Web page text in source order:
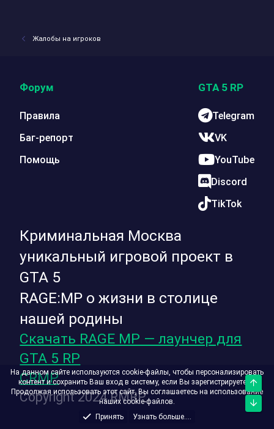
Жалобы на игроков
Криминальная Москва
уникальный игровой проект в
GTA 5
RAGE:MP о жизни в столице
нашей родины
Скачать RAGE MP — лаунчер для
GTA 5 RP
CRMP
Copyright 2024 RMRP
Форум
Правила
Баг-репорт
Помощь
GTA 5 RP
Telegram
VK
YouTube
Discord
TikTok
На данном сайте используются cookie-файлы, чтобы персонализировать
контент и сохранить Ваш вход в систему, если Вы зарегистрируетесь.
Продолжая использовать этот сайт, Вы соглашаетесь на использование
наших cookie-файлов.
Принять
Узнать больше....
Верх
Низ